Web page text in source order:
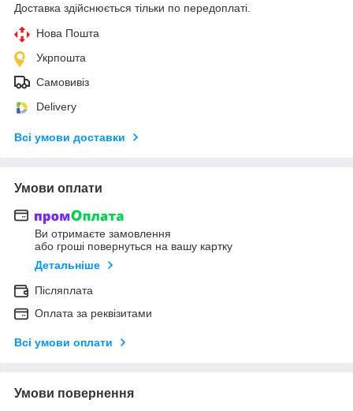
Доставка здійснюється тільки по передоплаті.
Нова Пошта
Укрпошта
Самовивіз
Delivery
Всі умови доставки
Умови оплати
Ви отримаєте замовлення
або гроші повернуться на вашу картку
Детальніше
Післяплата
Оплата за реквізитами
Всі умови оплати
Умови повернення